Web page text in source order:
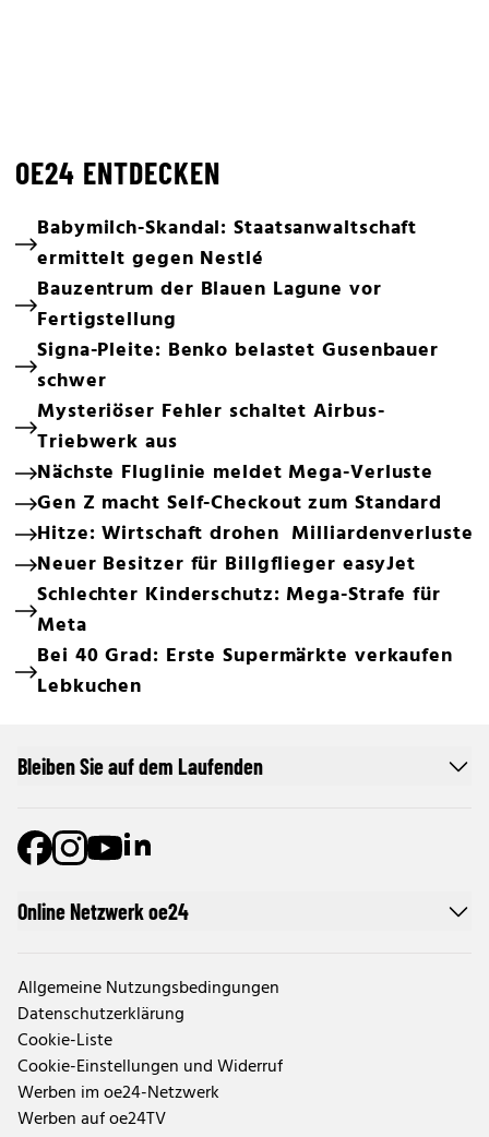
OE24 ENTDECKEN
Babymilch-Skandal: Staatsanwaltschaft
ermittelt gegen Nestlé
Bauzentrum der Blauen Lagune vor
Fertigstellung
Signa-Pleite: Benko belastet Gusenbauer
schwer
Mysteriöser Fehler schaltet Airbus-
Triebwerk aus
Nächste Fluglinie meldet Mega-Verluste
Gen Z macht Self-Checkout zum Standard
Hitze: Wirtschaft drohen Milliardenverluste
Neuer Besitzer für Billgflieger easyJet
Schlechter Kinderschutz: Mega-Strafe für
Meta
Bei 40 Grad: Erste Supermärkte verkaufen
Lebkuchen
Online Netzwerk oe24
Allgemeine Nutzungsbedingungen
Datenschutzerklärung
Cookie-Liste
Cookie-Einstellungen und Widerruf
Werben im oe24-Netzwerk
Werben auf oe24TV
Bleiben Sie auf dem Laufenden